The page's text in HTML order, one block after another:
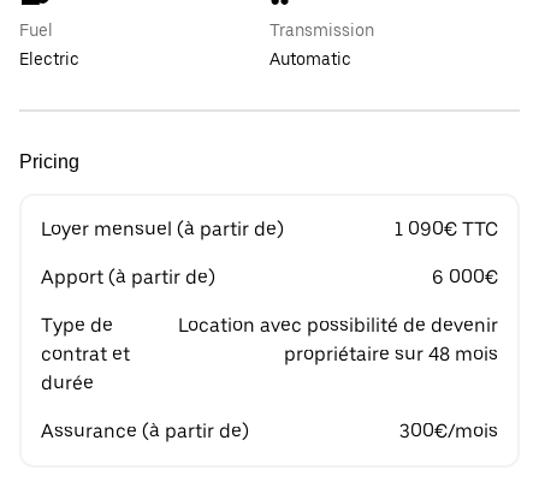
Fuel
Electric
Transmission
Automatic
Pricing
Loyer mensuel (à partir de) 1 090€ TTC
Apport (à partir de) 6 000€
Type de
contrat et
durée
Location avec possibilité de devenir
propriétaire sur 48 mois
Assurance (à partir de) 300€/mois